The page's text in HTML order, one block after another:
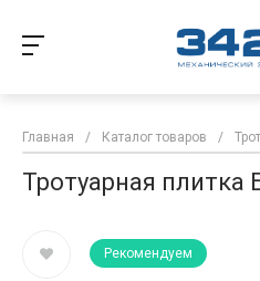
Главная / Каталог товаров /
Тротуарная
Рекомендуем